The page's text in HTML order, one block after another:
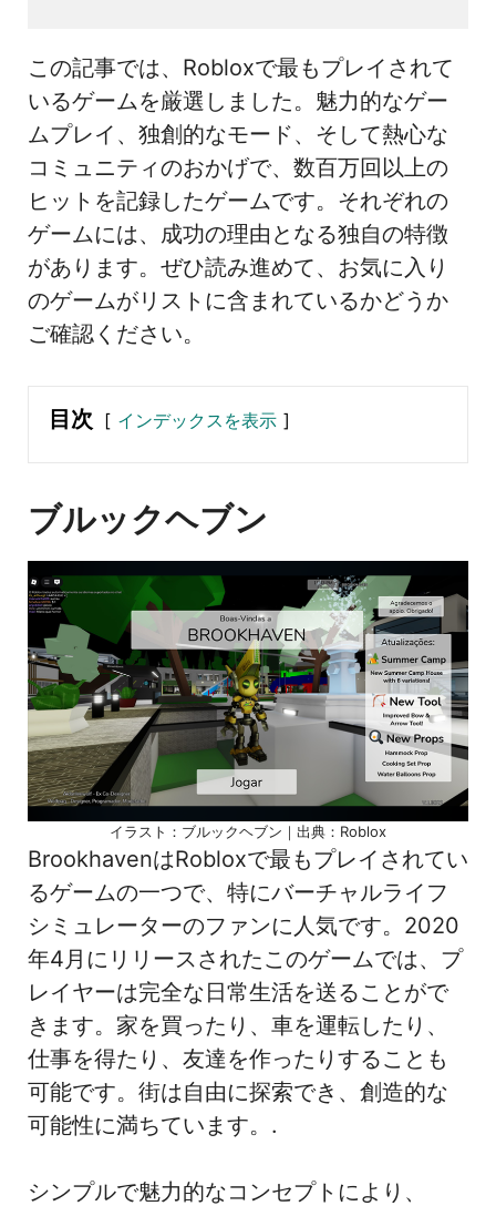
この記事では、Robloxで最もプレイされて
いるゲームを厳選しました。魅力的なゲー
ムプレイ、独創的なモード、そして熱心な
コミュニティのおかげで、数百万回以上の
ヒットを記録したゲームです。それぞれの
ゲームには、成功の理由となる独自の特徴
があります。ぜひ読み進めて、お気に入り
のゲームがリストに含まれているかどうか
ご確認ください。
目次 インデックスを表示
ブルックヘブン
イラスト：ブルックヘブン｜出典：Roblox
BrookhavenはRobloxで最もプレイされてい
るゲームの一つで、特にバーチャルライフ
シミュレーターのファンに人気です。2020
年4月にリリースされたこのゲームでは、プ
レイヤーは完全な日常生活を送ることがで
きます。家を買ったり、車を運転したり、
仕事を得たり、友達を作ったりすることも
可能です。街は自由に探索でき、創造的な
可能性に満ちています。.
シンプルで魅力的なコンセプトにより、